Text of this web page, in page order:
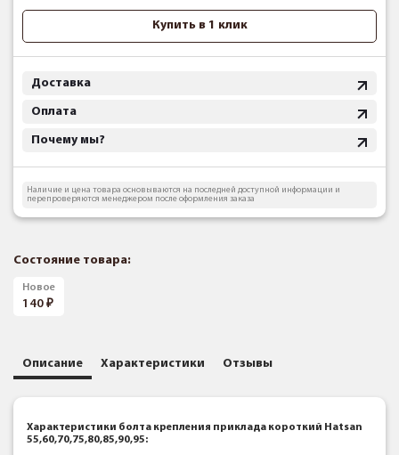
Купить в 1 клик
Доставка
Оплата
Почему мы?
Наличие и цена товара основываются на последней доступной информации и
перепроверяются менеджером после оформления заказа
Состояние товара:
Новое
140
Описание Характеристики Отзывы
Характеристики болта крепления приклада короткий Hatsan
55,60,70,75,80,85,90,95: